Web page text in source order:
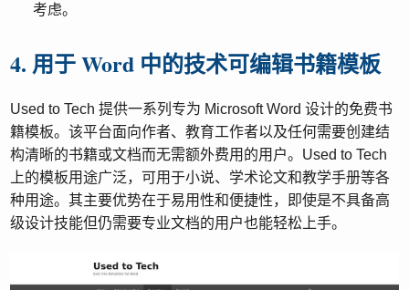
考虑。
4. 用于 Word 中的技术可编辑书籍模板
Used to Tech 提供一系列专为 Microsoft Word 设计的免费书
籍模板。该平台面向作者、教育工作者以及任何需要创建结
构清晰的书籍或文档而无需额外费用的用户。Used to Tech
上的模板用途广泛，可用于小说、学术论文和教学手册等各
种用途。其主要优势在于易用性和便捷性，即使是不具备高
级设计技能但仍需要专业文档的用户也能轻松上手。